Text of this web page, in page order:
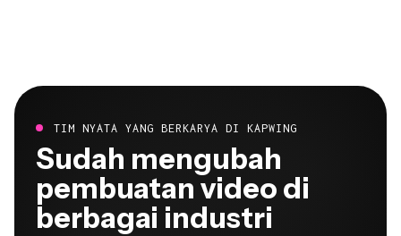
TIM NYATA YANG BERKARYA DI KAPWING
Sudah mengubah
pembuatan video di
berbagai industri